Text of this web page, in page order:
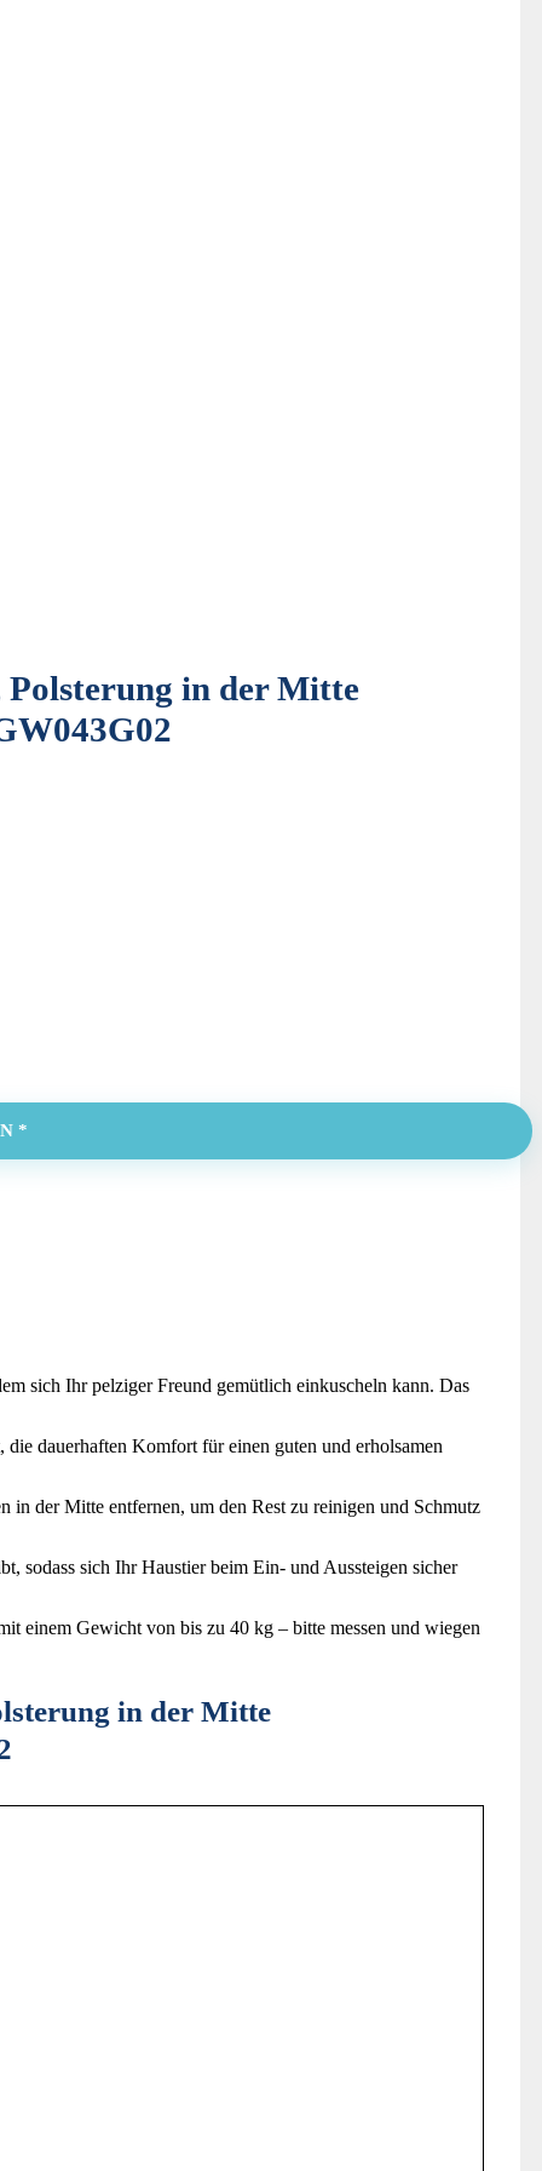
Polsterung in der Mitte
*
sich Ihr pelziger Freund gemütlich einkuscheln kann. Das
dauerhaften Komfort für einen guten und erholsamen
in der Mitte entfernen, um den Rest zu reinigen und Schmutz
sodass sich Ihr Haustier beim Ein- und Aussteigen sicher
einem Gewicht von bis zu 40 kg – bitte messen und wiegen
in der Mitte